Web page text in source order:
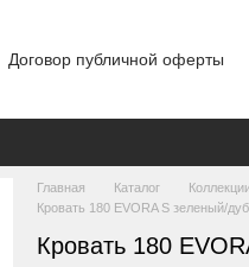
Договор публичной оферты
Главная Каталог
Кровать 180 EVORA S зеленый/
Кровать 180